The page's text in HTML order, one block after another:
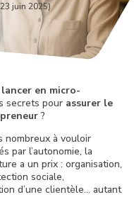
juin 2025)
lancer en micro-
secrets pour assurer le
?
nombreux à vouloir
par l’autonomie, la
a un prix : organisation,
sociale,
d’une clientèle… autant